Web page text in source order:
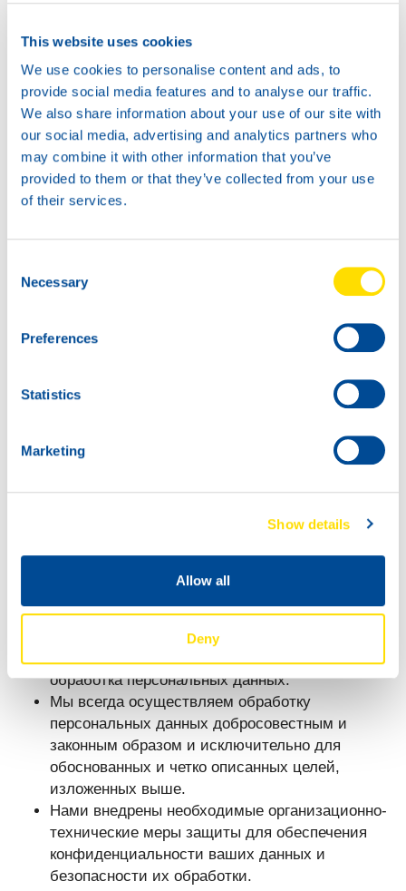
This website uses cookies
We use cookies to personalise content and ads, to
provide social media features and to analyse our traffic.
We also share information about your use of our site with
our social media, advertising and analytics partners who
may combine it with other information that you’ve
provided to them or that they’ve collected from your use
of their services.
Selection
Necessary
Preferences
Statistics
Marketing
Show details
Allow all
Deny
2.3.2. Мы как контролер данных
Мы считаемся контролером данных, когда
самостоятельно определяем цели и средства
обработки персональных данных. Статьи 2.3.3 –
2.3.4 действуют, только когда мы выступаем в
качестве контролера данных.
Обрабатываемые нами персональные данные, с
одной стороны, представляют собой данные,
нашего сайта, по требованию или без требований
со стороны нашего клиента (в частности, при
данные, получаемые нами на основании вашей
нами ваших персональных данных, указанных
2.3.4. Права заинтересованного лица
Гарантированная законная и безопасная
обработка персональных данных.
Мы всегда осуществляем обработку
персональных данных добросовестным и
законным образом и исключительно для
обоснованных и четко описанных целей,
изложенных выше.
Нами внедрены необходимые организационно-
технические меры защиты для обеспечения
конфиденциальности ваших данных и
безопасности их обработки.